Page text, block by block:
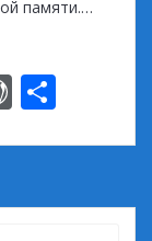
памяти.…
W
or
d
Pr
ar
e